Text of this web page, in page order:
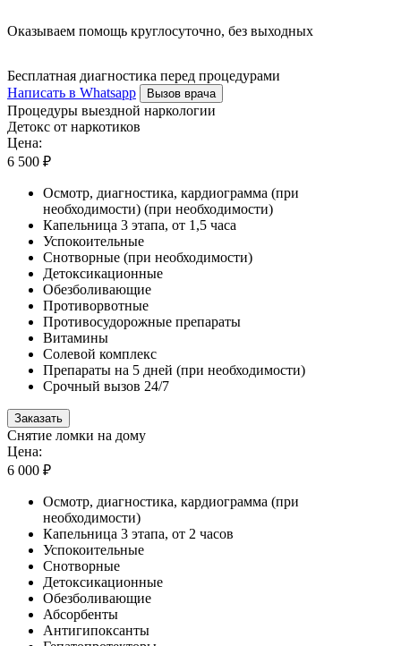
Оказываем помощь круглосуточно, без выходных
Бесплатная диагностика перед процедурами
Написать в Whatsapp
Вызов врача
Процедуры выездной наркологии
Детокс от наркотиков
Цена:
6 500 ₽
Осмотр, диагностика, кардиограмма (при
необходимости) (при необходимости)
Капельница 3 этапа, от 1,5 часа
Успокоительные
Снотворные (при необходимости)
Детоксикационные
Обезболивающие
Противорвотные
Противосудорожные препараты
Витамины
Солевой комплекс
Препараты на 5 дней (при необходимости)
Срочный вызов 24/7
Заказать
Снятие ломки на дому
Цена:
6 000 ₽
Осмотр, диагностика, кардиограмма (при
необходимости)
Капельница 3 этапа, от 2 часов
Успокоительные
Снотворные
Детоксикационные
Обезболивающие
Абсорбенты
Антигипоксанты